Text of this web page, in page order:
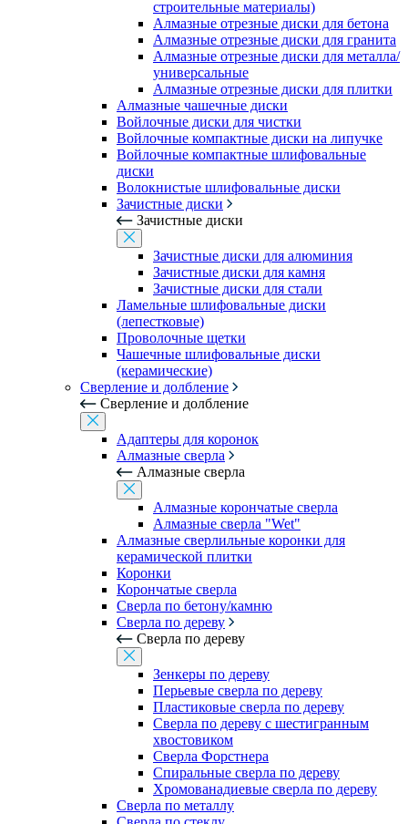
строительные материалы)
Алмазные отрезные диски для бетона
Алмазные отрезные диски для гранита
Алмазные отрезные диски для металла/
универсальные
Алмазные отрезные диски для плитки
Алмазные чашечные диски
Войлочные диски для чистки
Войлочные компактные диски на липучке
Войлочные компактные шлифовальные
диски
Волокнистые шлифовальные диски
Зачистные диски
Зачистные диски
Зачистные диски для алюминия
Зачистные диски для камня
Зачистные диски для стали
Ламельные шлифовальные диски
(лепестковые)
Проволочные щетки
Чашечные шлифовальные диски
(керамические)
Сверление и долбление
Сверление и долбление
Адаптеры для коронок
Алмазные сверла
Алмазные сверла
Алмазные корончатые сверла
Алмазные сверла "Wet"
Алмазные сверлильные коронки для
керамической плитки
Коронки
Корончатые сверла
Сверла по бетону/камню
Сверла по дереву
Сверла по дереву
Зенкеры по дереву
Перьевые сверла по дереву
Пластиковые сверла по дереву
Сверла по дереву с шестигранным
хвостовиком
Сверла Форстнера
Спиральные сверла по дереву
Хромованадиевые сверла по дереву
Сверла по металлу